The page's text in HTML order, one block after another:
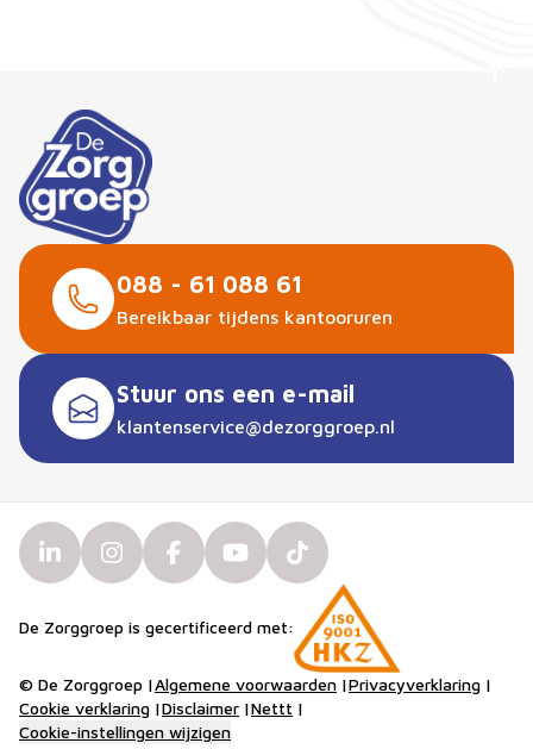
088 - 61 088 61
Bereikbaar tijdens kantooruren
Stuur ons een e-mail
klantenservice@dezorggroep.nl
© De Zorggroep |Algemene voorwaarden |Privacyverklaring |
Cookie verklaring |Disclaimer |Nettt |
Cookie-instellingen wijzigen
De Zorggroep is gecertificeerd met: